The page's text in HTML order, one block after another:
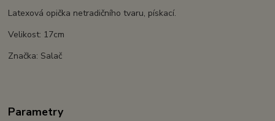
Latexová opička netradičního tvaru, pískací.
Velikost: 17cm
Značka: Salač
Parametry